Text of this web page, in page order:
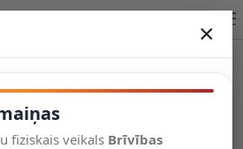
×
fiziskais veikals Brīvības